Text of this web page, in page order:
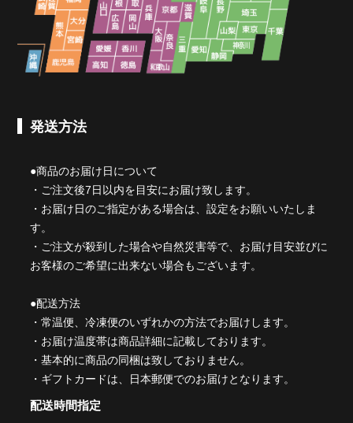
発送方法
●商品のお届け日について
・ご注文後7日以内を目安にお届け致します。
・お届け日のご指定がある場合は、設定をお願いいたしま
す。
・ご注文が殺到した場合や自然災害等で、お届け目安並びに
お客様のご希望に出来ない場合もございます。
●配送方法
・常温便、冷凍便のいずれかの方法でお届けします。
・お届け温度帯は商品詳細に記載しております。
・基本的に商品の同梱は致しておりません。
・ギフトカードは、日本郵便でのお届けとなります。
配送時間指定